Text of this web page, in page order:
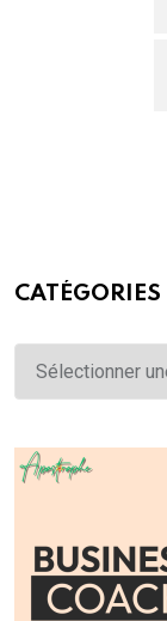
CATÉGORIES
Catégories